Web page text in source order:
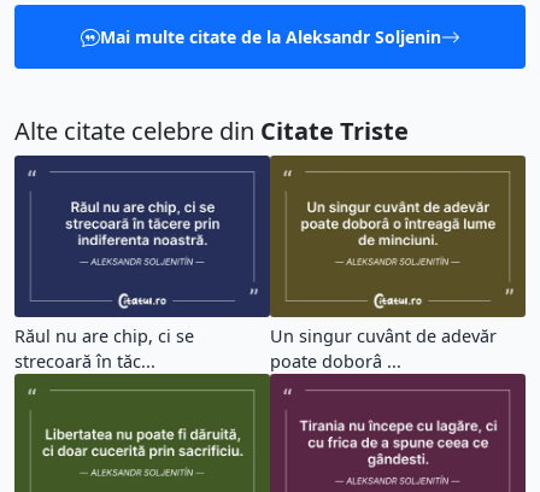
Mai multe citate de la Aleksandr Soljenin
Alte citate celebre din Citate Triste
Răul nu are chip, ci se
strecoară în tăc...
Un singur cuvânt de adevăr
poate doborâ ...